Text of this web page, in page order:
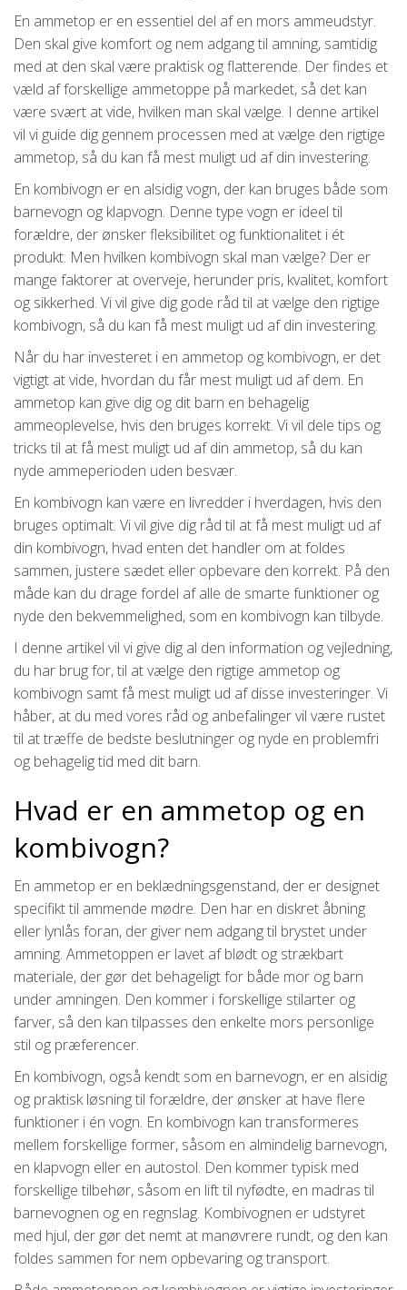
En ammetop er en essentiel del af en mors ammeudstyr.
Den skal give komfort og nem adgang til amning, samtidig
med at den skal være praktisk og flatterende. Der findes et
væld af forskellige ammetoppe på markedet, så det kan
være svært at vide, hvilken man skal vælge. I denne artikel
vil vi guide dig gennem processen med at vælge den rigtige
ammetop, så du kan få mest muligt ud af din investering.
En kombivogn er en alsidig vogn, der kan bruges både som
barnevogn og klapvogn. Denne type vogn er ideel til
forældre, der ønsker fleksibilitet og funktionalitet i ét
produkt. Men hvilken kombivogn skal man vælge? Der er
mange faktorer at overveje, herunder pris, kvalitet, komfort
og sikkerhed. Vi vil give dig gode råd til at vælge den rigtige
kombivogn, så du kan få mest muligt ud af din investering.
Når du har investeret i en ammetop og kombivogn, er det
vigtigt at vide, hvordan du får mest muligt ud af dem. En
ammetop kan give dig og dit barn en behagelig
ammeoplevelse, hvis den bruges korrekt. Vi vil dele tips og
tricks til at få mest muligt ud af din ammetop, så du kan
nyde ammeperioden uden besvær.
En kombivogn kan være en livredder i hverdagen, hvis den
bruges optimalt. Vi vil give dig råd til at få mest muligt ud af
din kombivogn, hvad enten det handler om at foldes
sammen, justere sædet eller opbevare den korrekt. På den
måde kan du drage fordel af alle de smarte funktioner og
nyde den bekvemmelighed, som en kombivogn kan tilbyde.
I denne artikel vil vi give dig al den information og vejledning,
du har brug for, til at vælge den rigtige ammetop og
kombivogn samt få mest muligt ud af disse investeringer. Vi
håber, at du med vores råd og anbefalinger vil være rustet
til at træffe de bedste beslutninger og nyde en problemfri
og behagelig tid med dit barn.
Hvad er en ammetop og en
kombivogn?
En ammetop er en beklædningsgenstand, der er designet
specifikt til ammende mødre. Den har en diskret åbning
eller lynlås foran, der giver nem adgang til brystet under
amning. Ammetoppen er lavet af blødt og strækbart
materiale, der gør det behageligt for både mor og barn
under amningen. Den kommer i forskellige stilarter og
farver, så den kan tilpasses den enkelte mors personlige
stil og præferencer.
En kombivogn, også kendt som en barnevogn, er en alsidig
og praktisk løsning til forældre, der ønsker at have flere
funktioner i én vogn. En kombivogn kan transformeres
mellem forskellige former, såsom en almindelig barnevogn,
en klapvogn eller en autostol. Den kommer typisk med
forskellige tilbehør, såsom en lift til nyfødte, en madras til
barnevognen og en regnslag. Kombivognen er udstyret
med hjul, der gør det nemt at manøvrere rundt, og den kan
foldes sammen for nem opbevaring og transport.